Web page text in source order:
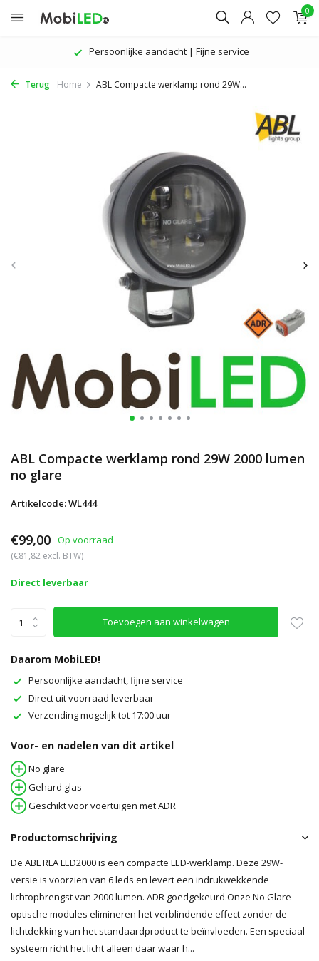
0
Persoonlijke aandacht | Fijne service
Terug Home ABL Compacte werklamp rond 29W...
ABL Compacte werklamp rond 29W 2000 lumen
no glare
Artikelcode: WL444
€99,00 Op voorraad
(€81,82 excl. BTW)
Direct leverbaar
Toevoegen aan winkelwagen
Daarom MobiLED!
Persoonlijke aandacht, fijne service
Direct uit voorraad leverbaar
Verzending mogelijk tot 17:00 uur
Voor- en nadelen van dit artikel
No glare
Gehard glas
Geschikt voor voertuigen met ADR
Productomschrijving
De ABL RLA LED2000 is een compacte LED-werklamp. Deze 29W-
versie is voorzien van 6 leds en levert een indrukwekkende
lichtopbrengst van 2000 lumen. ADR goedgekeurd.Onze No Glare
optische modules elimineren het verblindende effect zonder de
lichtdekking van het standaardproduct te beïnvloeden. Een speciaal
systeem richt het licht alleen daar waar h...